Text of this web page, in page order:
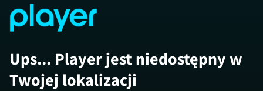
Ups... Player jest niedostępny w
Twojej lokalizacji